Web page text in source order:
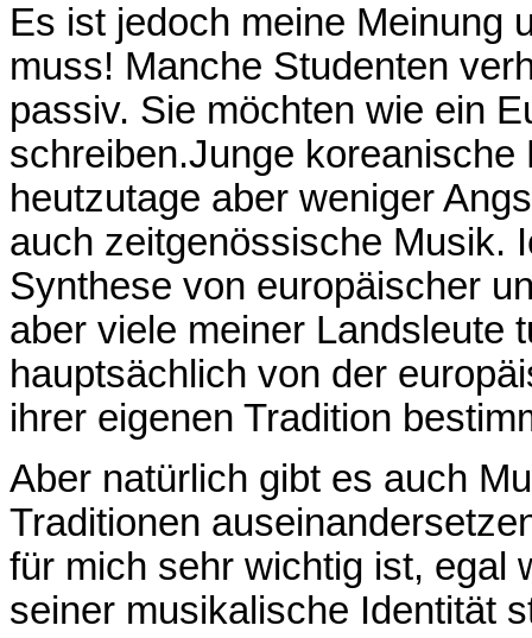
Es ist jedoch meine Meinung
muss! Manche Studenten
passiv. Sie möchten wie ein
schreiben.Junge
heutzutage aber weniger
auch zeitgenössische Musik.
Synthese von europäischer
aber viele meiner Landsleute
hauptsächlich von der
ihrer eigenen Tradition
Aber natürlich gibt es auch
Traditionen
für mich sehr wichtig ist, egal
seiner musikalische Identität